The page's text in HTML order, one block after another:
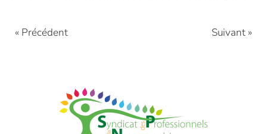
« Précédent Suivant »